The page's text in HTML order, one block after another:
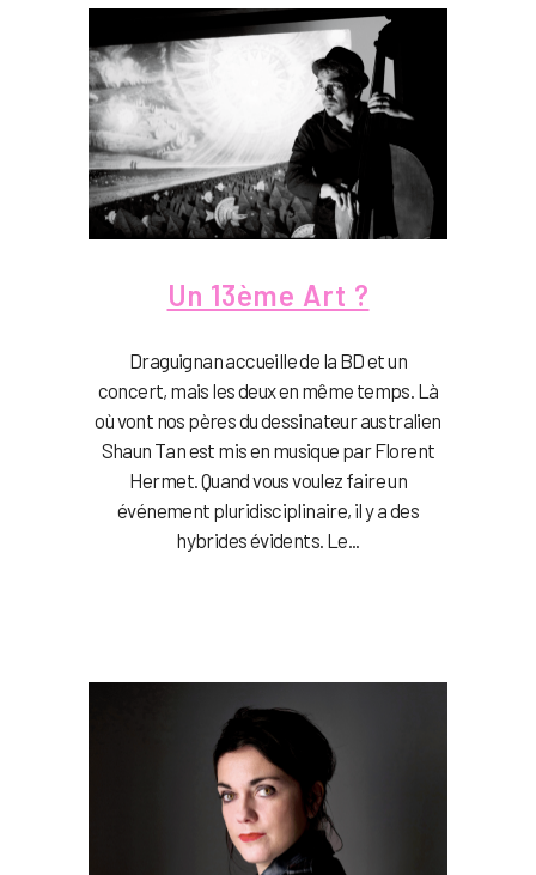
Un 13ème Art ?
Draguignan accueille de la BD et un
concert, mais les deux en même temps. Là
où vont nos pères du dessinateur australien
Shaun Tan est mis en musique par Florent
Hermet. Quand vous voulez faire un
événement pluridisciplinaire, il y a des
hybrides évidents. Le...